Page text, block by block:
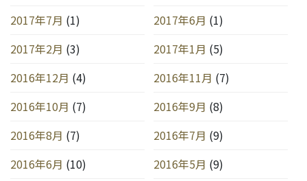
2017年7月 (1) 2017年6月 (1)
2017年2月 (3) 2017年1月 (5)
2016年12月 (4) 2016年11月 (7)
2016年10月 (7) 2016年9月 (8)
2016年8月 (7) 2016年7月 (9)
2016年6月 (10) 2016年5月 (9)